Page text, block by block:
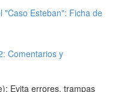
"Caso Esteban": Ficha de
Comentarios y
Evita errores, trampas